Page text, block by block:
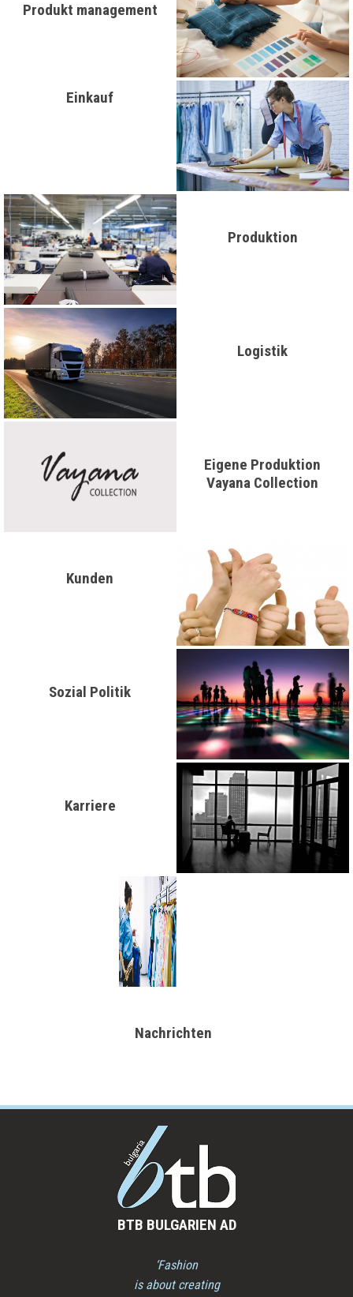
Produkt management
Einkauf
Produktion
Logistik
Eigene Produktion
Vayana Collection
Kunden
Sozial Politik
Karriere
Nachrichten
BTB BULGARIEN AD
‘Fashion
is about creating